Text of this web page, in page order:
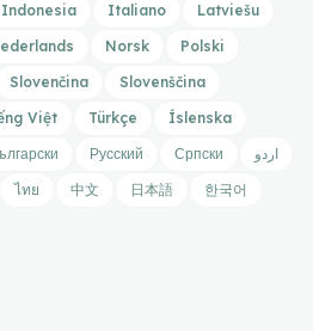
Indonesia Italiano
Latviešu
Norsk
Polski
Slovenčina
Slovenščina
Việt Türkçe
Íslenska
Русский Српски
اردو
ไทย 中文 日本語
한국어